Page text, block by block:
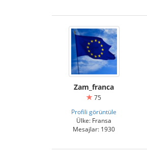
Zam_franca
75
Profili görüntüle
Ülke: Fransa
Mesajlar: 1930